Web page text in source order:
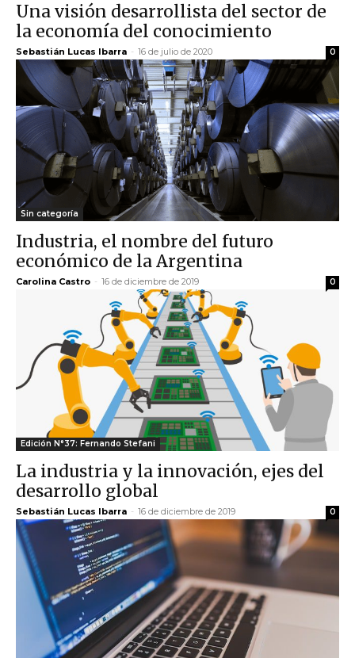
Una visión desarrollista del sector de
la economía del conocimiento
Sebastián Lucas Ibarra - 16 de julio de 2020 0
Sin categoría
Industria, el nombre del futuro
económico de la Argentina
Carolina Castro - 16 de diciembre de 2019 0
Edición N°37: Fernando Stefani
La industria y la innovación, ejes del
desarrollo global
Sebastián Lucas Ibarra - 16 de diciembre de 2019 0